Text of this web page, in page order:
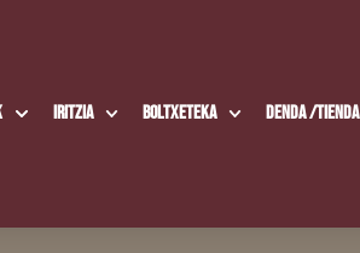
Iritzia Boltxe­te­ka Den­da /​Tien­da